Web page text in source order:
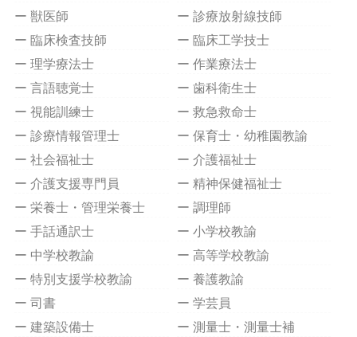
ー 獣医師
ー 診療放射線技師
ー 臨床検査技師
ー 臨床工学技士
ー 理学療法士
ー 作業療法士
ー 言語聴覚士
ー 歯科衛生士
ー 視能訓練士
ー 救急救命士
ー 診療情報管理士
ー 保育士・幼稚園教諭
ー 社会福祉士
ー 介護福祉士
ー 介護支援専門員
ー 精神保健福祉士
ー 栄養士・管理栄養士
ー 調理師
ー 手話通訳士
ー 小学校教諭
ー 中学校教諭
ー 高等学校教諭
ー 特別支援学校教諭
ー 養護教諭
ー 司書
ー 学芸員
ー 建築設備士
ー 測量士・測量士補